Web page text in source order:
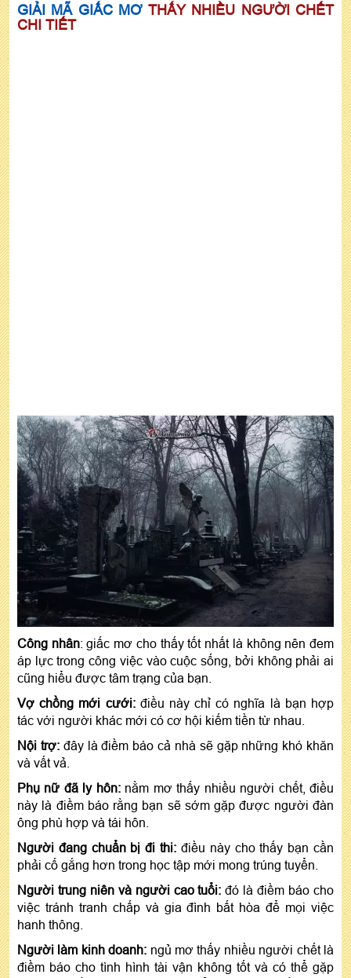
GIẢI MÃ GIẤC MƠTHẤY NHIỀU NGƯỜI CHẾT
CHI TIẾT
Công nhân: giấc mơ cho thấy tốt nhất là không nên đem
áp lực trong công việc vào cuộc sống, bởi không phải ai
cũng hiểu được tâm trạng của bạn.
Vợ chồng mới cưới: điều này chỉ có nghĩa là bạn hợp
tác với người khác mới có cơ hội kiếm tiền từ nhau.
Nội trợ: đây là điềm báo cả nhà sẽ gặp những khó khăn
và vất vả.
Phụ nữ đã ly hôn: nằm mơ thấy nhiều người chết, điều
này là điềm báo rằng bạn sẽ sớm gặp được người đàn
ông phù hợp và tái hôn.
Người đang chuẩn bị đi thi: điều này cho thấy bạn cần
phải cố gắng hơn trong học tập mới mong trúng tuyển.
Người trung niên và người cao tuổi: đó là điềm báo cho
việc tránh tranh chấp và gia đình bất hòa để mọi việc
hanh thông.
Người làm kinh doanh: ngủ mơ thấy nhiều người chết là
điềm báo cho tình hình tài vận không tốt và có thể gặp